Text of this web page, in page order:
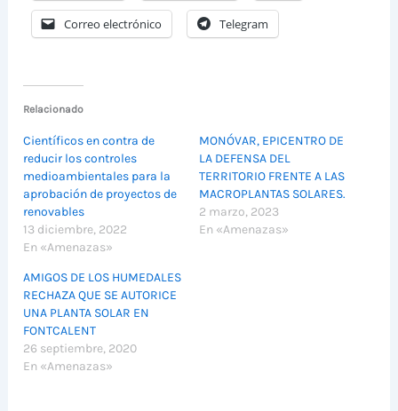
Correo electrónico Telegram
Relacionado
Científicos en contra de
reducir los controles
medioambientales para la
aprobación de proyectos de
renovables
13 diciembre, 2022
En «Amenazas»
MONÓVAR, EPICENTRO DE
LA DEFENSA DEL
TERRITORIO FRENTE A LAS
MACROPLANTAS SOLARES.
2 marzo, 2023
En «Amenazas»
AMIGOS DE LOS HUMEDALES
RECHAZA QUE SE AUTORICE
UNA PLANTA SOLAR EN
FONTCALENT
26 septiembre, 2020
En «Amenazas»